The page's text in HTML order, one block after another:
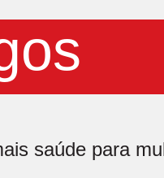
saúde para